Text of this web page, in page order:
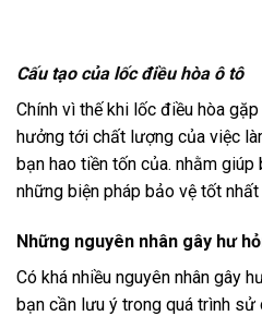
Cấu tạo của lốc điều hòa ô tô
Chính vì thế khi lốc điều hòa
hưởng tới chất lượng của việc
bạn hao tiền tốn của. nhằm
những biện pháp bảo vệ tốt nhất
Những nguyên nhân gây hư
Có khá nhiều nguyên nhân gây
bạn cần lưu ý trong quá trình sử